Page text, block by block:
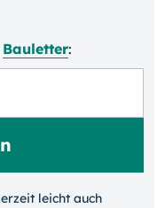
Bauletter:
leicht auch